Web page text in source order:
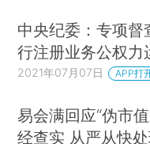
中央纪委：专项督
行注册业务公权力
2021年07月07日 APP打
易会满回应“伪市
经查实 从严从快